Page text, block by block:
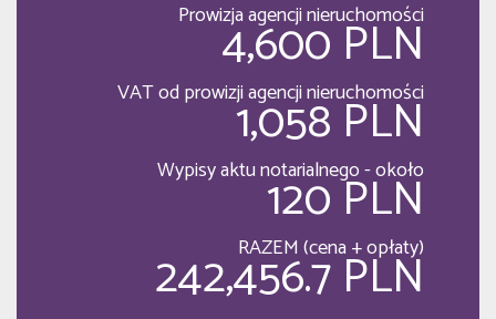
Prowizja agencji nieruchomości
4,600 PLN
VAT od prowizji agencji nieruchomości
1,058 PLN
Wypisy aktu notarialnego - około
120 PLN
RAZEM (cena + opłaty)
242,456.7 PLN